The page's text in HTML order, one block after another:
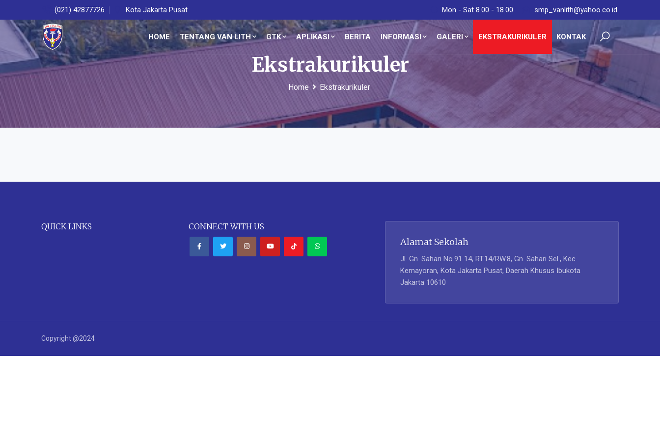
(021) 42877726 Kota Jakarta Pusat Mon - Sat 8.00 - 18.00 smp_vanlith@yahoo.co.id
HOME TENTANG VAN LITH GTK APLIKASI BERITA INFORMASI GALERI EKSTRAKURIKULER KONTAK
Ekstrakurikuler
Home Ekstrakurikuler
QUICK LINKS CONNECT WITH US
Alamat Sekolah
Jl. Gn. Sahari No.91 14, RT.14/RW.8, Gn. Sahari Sel., Kec.
Kemayoran, Kota Jakarta Pusat, Daerah Khusus Ibukota
Jakarta 10610
Copyright @2024